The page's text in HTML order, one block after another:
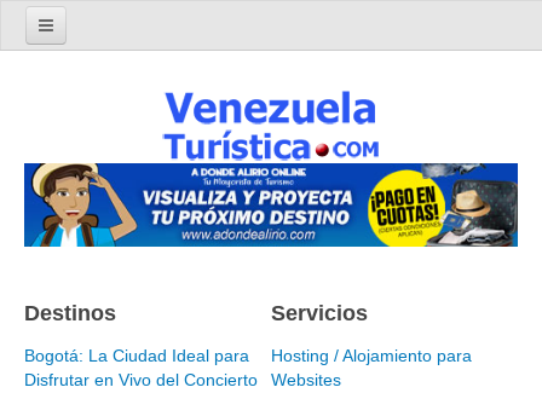
Turismo en Venezuela
Parques Nacionales de Venezuela
Parque Nacional Archipiélago Los Roques
Parque Nacional Canaima
Parque Nacional Henri Pittier y Choroní
Parque Nacional La Cueva del Guácharo
Destinos
Bogotá: La Ciudad Ideal para
Disfrutar en Vivo del Concierto
Servicios
Hosting / Alojamiento para
Websites